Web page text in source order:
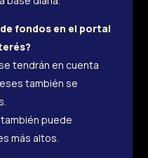
fondos en el portal
tendrán en cuenta
también se
puede
más altos.